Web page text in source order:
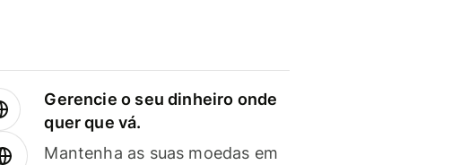
Gerencie o seu dinheiro onde
quer que vá.
Mantenha as suas moedas em